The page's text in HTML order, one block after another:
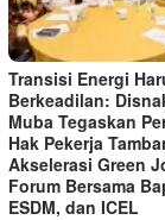
Transisi Energi
Berkeadilan:
Muba Tegaskan
Hak Pekerja
Akselerasi Green
Forum Bersama
ESDM, dan ICEL